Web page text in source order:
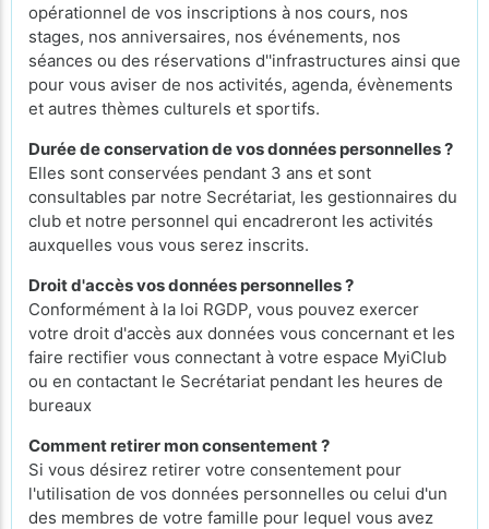
opérationnel de vos inscriptions à nos cours, nos
stages, nos anniversaires, nos événements, nos
séances ou des réservations d''infrastructures ainsi que
pour vous aviser de nos activités, agenda, évènements
et autres thèmes culturels et sportifs.
Durée de conservation de vos données personnelles ?
Elles sont conservées pendant 3 ans et sont
consultables par notre Secrétariat, les gestionnaires du
club et notre personnel qui encadreront les activités
auxquelles vous vous serez inscrits.
Droit d'accès vos données personnelles ?
Conformément à la loi RGDP, vous pouvez exercer
votre droit d'accès aux données vous concernant et les
faire rectifier vous connectant à votre espace MyiClub
ou en contactant le Secrétariat pendant les heures de
bureaux
Comment retirer mon consentement ?
Si vous désirez retirer votre consentement pour
l'utilisation de vos données personnelles ou celui d'un
des membres de votre famille pour lequel vous avez